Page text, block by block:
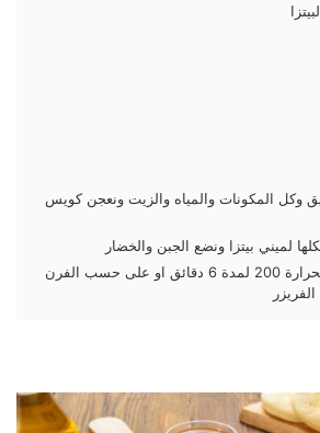
وكل المكونات والمياه والزيت ونعجن كويس
لميني بيتزا ونضع الجبن والخضار
تدخل فرن درجة الحرارة 200 لمدة 6 دقائق او على حسب الفرن